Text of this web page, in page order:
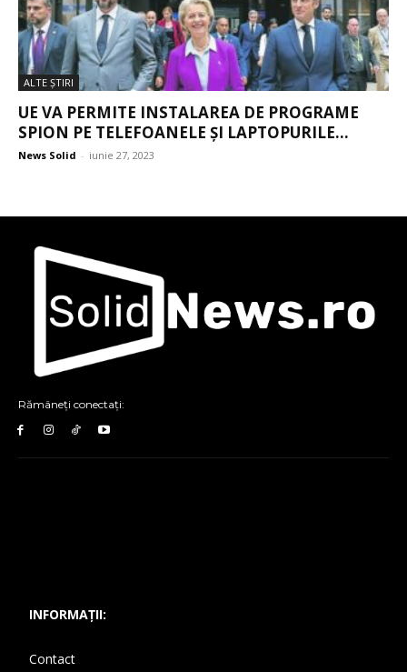
ALTE ŞTIRI
UE VA PERMITE INSTALAREA DE PROGRAME
SPION PE TELEFOANELE ȘI LAPTOPURILE...
News Solid - iunie 27, 2023
Rămâneți conectați:
INFORMAȚII:
Contact